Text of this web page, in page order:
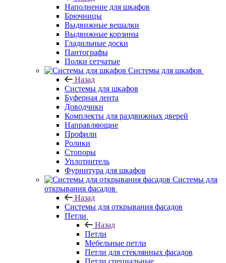
Наполнение для шкафов
Брючницы
Выдвижные вешалки
Выдвижные корзины
Гладильные доски
Пантографы
Полки сетчатые
Системы для шкафов
Назад
Системы для шкафов
Буферная лента
Доводчики
Комплекты для раздвижных дверей
Направляющие
Профили
Ролики
Стопоры
Уплотнитель
Фурнитура для шкафов
Системы для
открывания фасадов
Назад
Системы для открывания фасадов
Петли
Назад
Петли
Мебельные петли
Петли для стеклянных фасадов
Петли специальные